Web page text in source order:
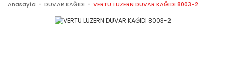
Anasayfa DUVAR KAĞIDI VERTU LUZERN DUVAR KAĞIDI 8003-2